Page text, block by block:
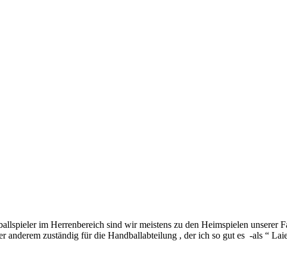
im Herrenbereich sind wir meistens zu den Heimspielen unserer
zuständig für die Handballabteilung , der ich so gut es -als “